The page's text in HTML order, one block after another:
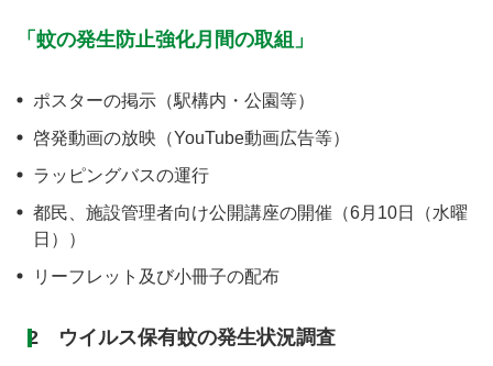
「蚊の発生防止強化月間の取組」
ポスターの掲示（駅構内・公園等）
啓発動画の放映（YouTube動画広告等）
ラッピングバスの運行
都民、施設管理者向け公開講座の開催（6月10日（水曜
日））
リーフレット及び小冊子の配布
2 ウイルス保有蚊の発生状況調査